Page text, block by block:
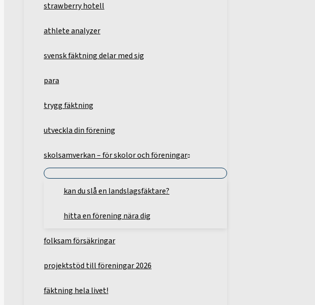
strawberry hotell
athlete analyzer
svensk fäktning delar med sig
para
trygg fäktning
utveckla din förening
skolsamverkan – för skolor och föreningar
kan du slå en landslagsfäktare?
hitta en förening nära dig
folksam försäkringar
projektstöd till föreningar 2026
fäktning hela livet!